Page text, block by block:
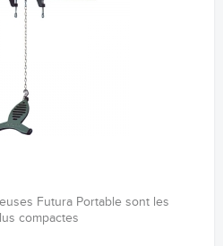
Futura Portable sont les
compactes